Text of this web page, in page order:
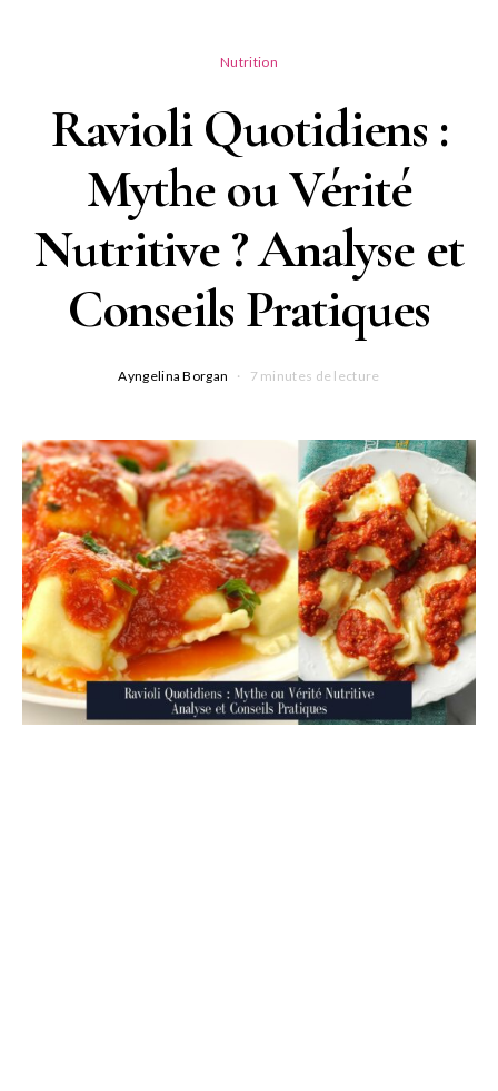
Nutrition
Ravioli Quotidiens :
Mythe ou Vérité
Nutritive ? Analyse et
Conseils Pratiques
Ayngelina Borgan 7 minutes de lecture